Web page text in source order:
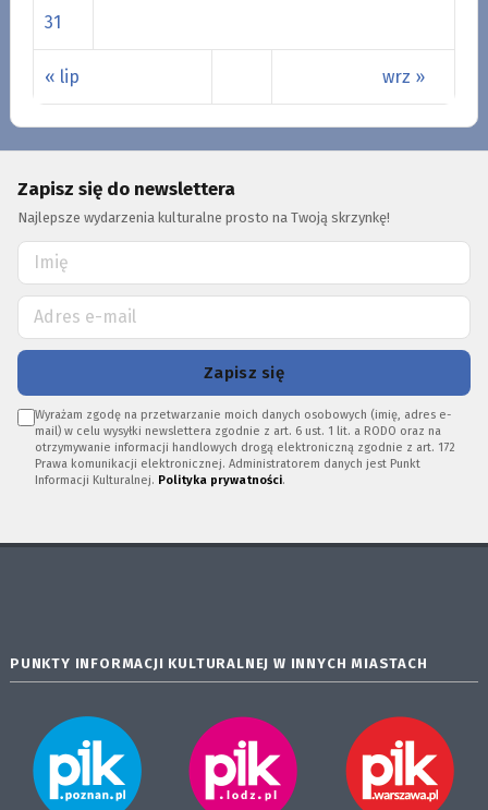
« lip wrz »
31
Zapisz się do newslettera
Najlepsze wydarzenia kulturalne prosto na Twoją skrzynkę!
Zapisz się
Wyrażam zgodę na przetwarzanie moich danych osobowych (imię, adres e-
mail) w celu wysyłki newslettera zgodnie z art. 6 ust. 1 lit. a RODO oraz na
otrzymywanie informacji handlowych drogą elektroniczną zgodnie z art. 172
Prawa komunikacji elektronicznej. Administratorem danych jest Punkt
Informacji Kulturalnej. Polityka prywatności.
PUNKTY INFORMACJI KULTURALNEJ W INNYCH MIASTACH